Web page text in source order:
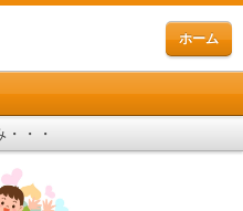
ホーム
・・